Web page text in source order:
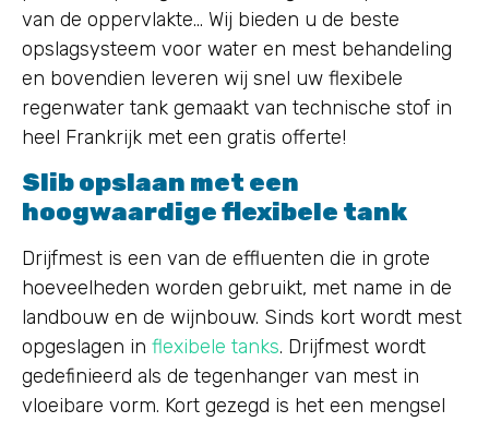
van de oppervlakte… Wij bieden u de beste
opslagsysteem voor water en mest behandeling
en bovendien leveren wij snel uw flexibele
regenwater tank gemaakt van technische stof in
heel Frankrijk met een gratis offerte!
Slib opslaan met een
hoogwaardige flexibele tank
Drijfmest is een van de effluenten die in grote
hoeveelheden worden gebruikt, met name in de
landbouw en de wijnbouw. Sinds kort wordt mest
opgeslagen in flexibele tanks. Drijfmest wordt
gedefinieerd als de tegenhanger van mest in
vloeibare vorm. Kort gezegd is het een mengsel